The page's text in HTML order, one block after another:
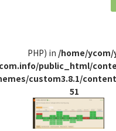
PHP) in /home/ycom/
com.info/public_html/
custom3.8.1/
51